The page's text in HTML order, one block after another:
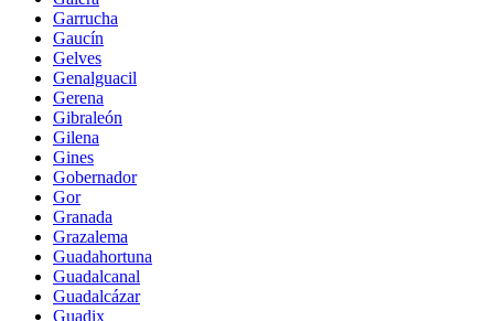
Garrucha
Gaucín
Gelves
Genalguacil
Gerena
Gibraleón
Gilena
Gines
Gobernador
Gor
Granada
Grazalema
Guadahortuna
Guadalcanal
Guadalcázar
Guadix